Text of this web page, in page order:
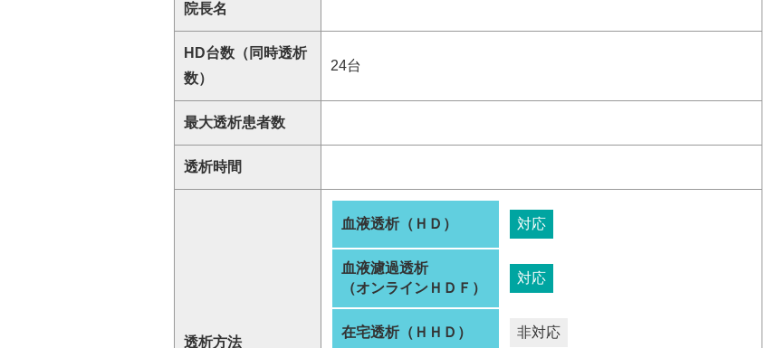
院長名
HD台数（同時透析
数）
24台
最大透析患者数
透析時間
透析方法
血液透析（ＨＤ） 対応
血液濾過透析
（オンラインＨＤＦ）
対応
在宅透析（ＨＨＤ） 非対応